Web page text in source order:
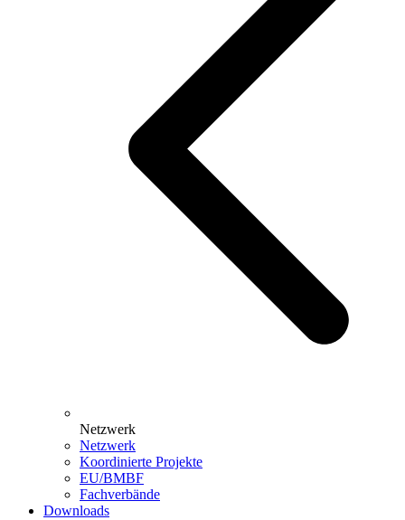
Netzwerk
Netzwerk
Koordinierte Projekte
EU/BMBF
Fachverbände
Downloads